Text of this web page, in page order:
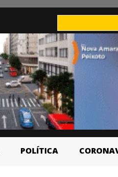
POLÍTICA